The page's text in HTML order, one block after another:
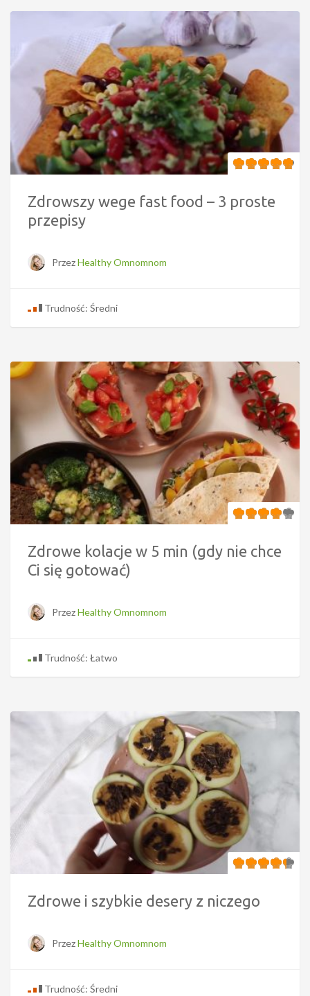
Zdrowszy wege fast food – 3 proste
przepisy
PrzezHealthy Omnomnom
Trudność: Średni
Zdrowe kolacje w 5 min (gdy nie chce
Ci się gotować)
PrzezHealthy Omnomnom
Trudność: Łatwo
Zdrowe i szybkie desery z niczego
PrzezHealthy Omnomnom
Trudność: Średni